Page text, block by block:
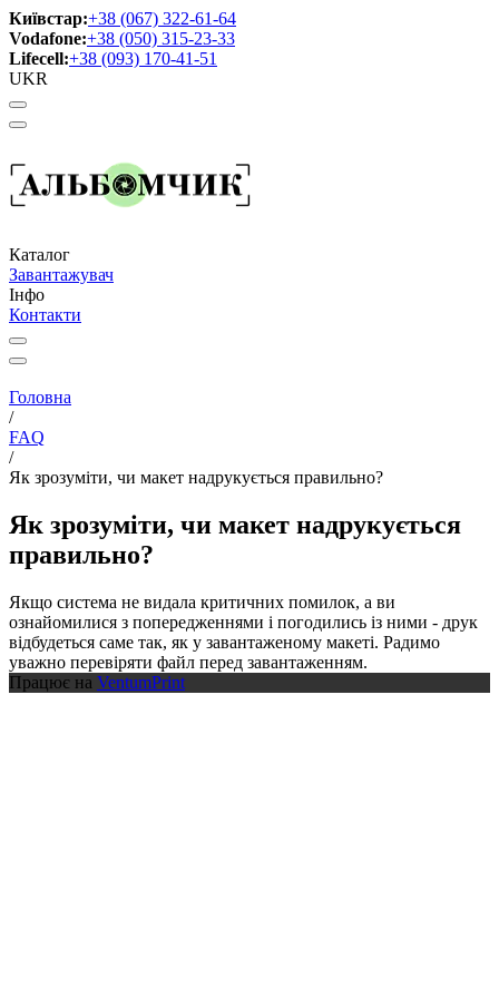
Київстар:+38 (067) 322-61-64
Vodafone:+38 (050) 315-23-33
Lifecell:+38 (093) 170-41-51
UKR
Каталог
Завантажувач
Інфо
Контакти
Головна
/
FAQ
/
Як зрозуміти, чи макет надрукується правильно?
Як зрозуміти, чи макет надрукується
правильно?
Якщо система не видала критичних помилок, а ви
ознайомилися з попередженнями і погодились із ними - друк
відбудеться саме так, як у завантаженому макеті. Радимо
уважно перевіряти файл перед завантаженням.
Працює на VentumPrint